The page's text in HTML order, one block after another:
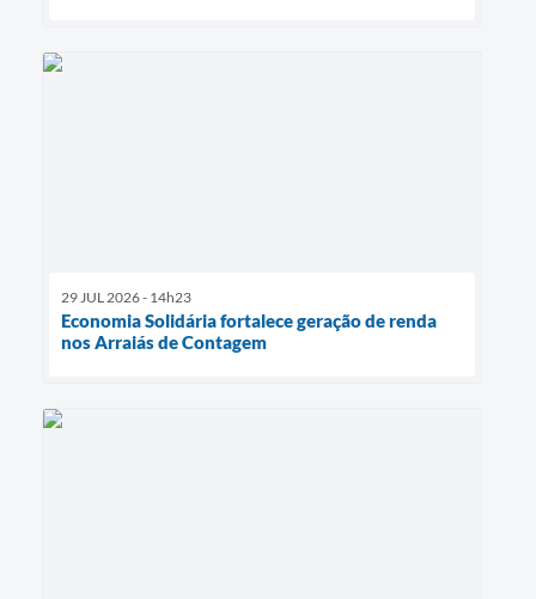
29 JUL 2026 - 14h23
Economia Solidária fortalece geração de renda
nos Arraiás de Contagem